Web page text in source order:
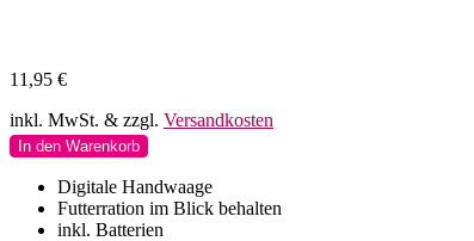
11,95 €
inkl. MwSt. & zzgl. Versandkosten
Digitale
Menge
In den Warenkorb
Digitale Handwaage
Futterration im Blick behalten
inkl. Batterien